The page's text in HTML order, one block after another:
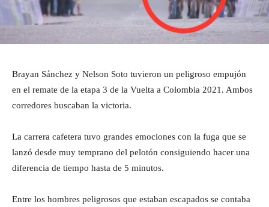
Brayan Sánchez y Nelson Soto tuvieron un peligroso empujón
en el remate de la etapa 3 de la Vuelta a Colombia 2021. Ambos
corredores buscaban la victoria.
La carrera cafetera tuvo grandes emociones con la fuga que se
lanzó desde muy temprano del pelotón consiguiendo hacer una
diferencia de tiempo hasta de 5 minutos.
Entre los hombres peligrosos que estaban escapados se contaba